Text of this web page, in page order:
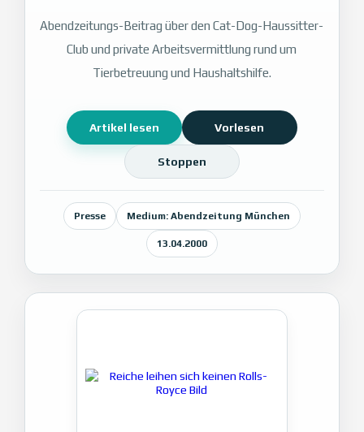
Abendzeitungs-Beitrag über den Cat-Dog-Haussitter-
Club und private Arbeitsvermittlung rund um
Tierbetreuung und Haushaltshilfe.
Artikel lesen Vorlesen
Stoppen
Presse Medium: Abendzeitung München
13.04.2000